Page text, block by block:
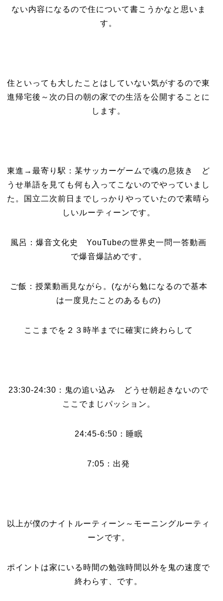
ない内容になるので住について書こうかなと思いま
す。
住といっても大したことはしていない気がするので東
進帰宅後～次の日の朝の家での生活を公開することに
します。
東進→最寄り駅：某サッカーゲームで魂の息抜き ど
うせ単語を見ても何も入ってこないのでやっていまし
た。国立二次前日までしっかりやっていたので素晴ら
しいルーティーンです。
風呂：爆音文化史 YouTubeの世界史一問一答動画
で爆音爆詰めです。
ご飯：授業動画見ながら。(ながら勉になるので基本
は一度見たことのあるもの)
ここまでを２３時半までに確実に終わらして
23:30-24:30：鬼の追い込み どうせ朝起きないので
ここでまじパッション。
24:45-6:50：睡眠
7:05：出発
以上が僕のナイトルーティーン～モーニングルーティ
ーンです。
ポイントは家にいる時間の勉強時間以外を鬼の速度で
終わらす、です。